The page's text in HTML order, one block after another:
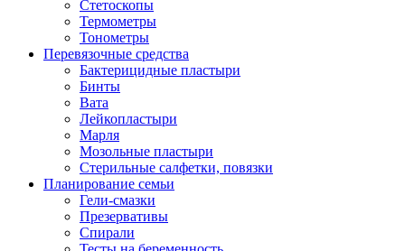
Стетоскопы
Термометры
Тонометры
Перевязочные средства
Бактерицидные пластыри
Бинты
Вата
Лейкопластыри
Марля
Мозольные пластыри
Стерильные салфетки, повязки
Планирование семьи
Гели-смазки
Презервативы
Спирали